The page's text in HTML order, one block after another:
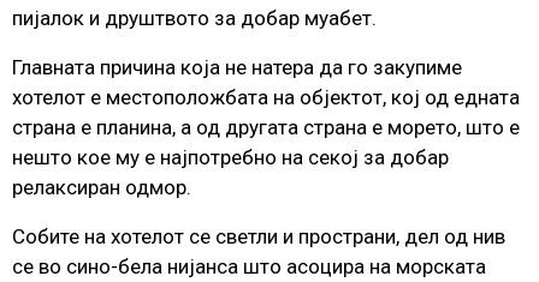
пијалок и друштвото за добар муабет.
Главната причина која не натера да го закупиме
хотелот е местоположбата на објектот, кој од едната
страна е планина, а од другата страна е морето, што е
нешто кое му е најпотребно на секој за добар
релаксиран одмор.
Собите на хотелот се светли и пространи, дел од нив
се во сино-бела нијанса што асоцира на морската